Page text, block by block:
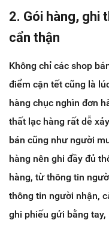
2. Gói hàng, ghi
cẩn thận
Không chỉ các shop
điểm cận tết cũng là
hàng chục nghìn đơn
thất lạc hàng rất dễ
bán cũng như người
hàng nên ghi đầy đủ
hàng, từ thông tin
thông tin người nhận,
ghi phiếu gửi bằng